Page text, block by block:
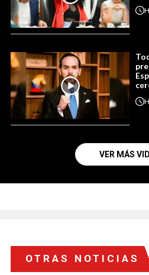
VER MÁS
OTRAS NOTICIAS